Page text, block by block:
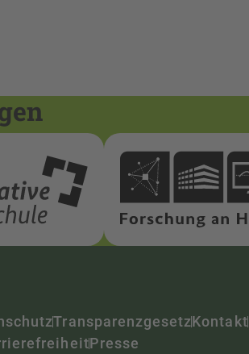
TransparenzgesetzKontakt
Presse